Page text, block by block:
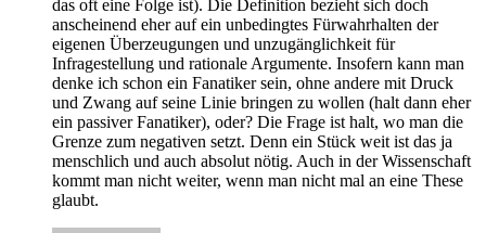
das oft eine Folge ist). Die Definition bezieht sich doch
anscheinend eher auf ein unbedingtes Fürwahrhalten der
eigenen Überzeugungen und unzugänglichkeit für
Infragestellung und rationale Argumente. Insofern kann man
denke ich schon ein Fanatiker sein, ohne andere mit Druck
und Zwang auf seine Linie bringen zu wollen (halt dann eher
ein passiver Fanatiker), oder? Die Frage ist halt, wo man die
Grenze zum negativen setzt. Denn ein Stück weit ist das ja
menschlich und auch absolut nötig. Auch in der Wissenschaft
kommt man nicht weiter, wenn man nicht mal an eine These
glaubt.